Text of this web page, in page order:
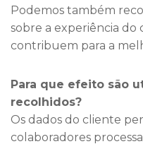
Podemos também
sobre a experiência do
contribuem para a
Para que efeito são
recolhidos?
Os dados do cliente
colaboradores